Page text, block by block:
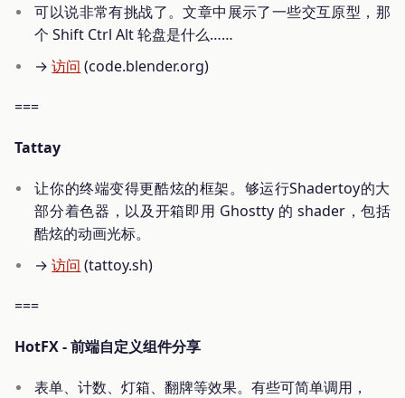
可以说非常有挑战了。文章中展示了一些交互原型，那
个 Shift Ctrl Alt 轮盘是什么……
→访问 (code.blender.org)
===
Tattay
让你的终端变得更酷炫的框架。够运行Shadertoy的大
部分着色器，以及开箱即用 Ghostty 的 shader，包括
酷炫的动画光标。
→访问 (tattoy.sh)
===
HotFX - 前端自定义组件分享
表单、计数、灯箱、翻牌等效果。有些可简单调用，